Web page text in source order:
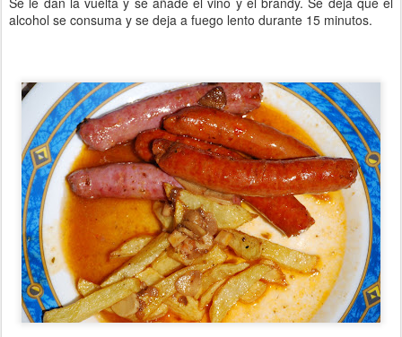
alcohol se consuma y se deja a fuego lento durante 15 minutos.